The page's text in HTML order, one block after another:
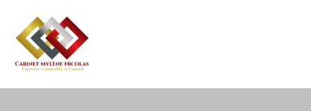
Aller
au
contenu
Création d’entreprise
Gestion au quotidien
Gestion
Compta